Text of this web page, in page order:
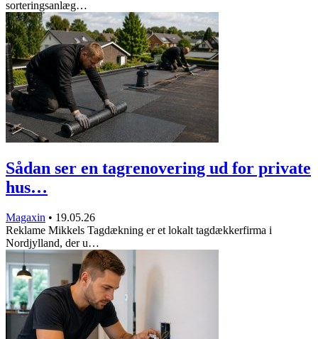
sorteringsanlæg…
Sådan ser en tagrenovering ud for private
hus…
Magaxin • 19.05.26
Reklame Mikkels Tagdækning er et lokalt tagdækkerfirma i
Nordjylland, der u…